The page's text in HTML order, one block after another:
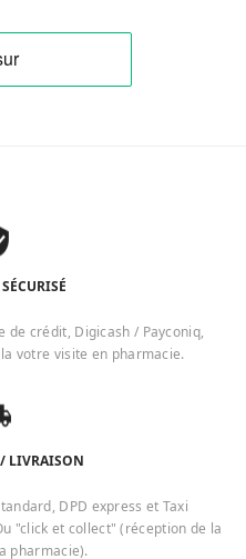
de crédit, Digicash / Payconiq,
votre visite en pharmacie.
LIVRAISON
DPD express et Taxi
"click et collect" (réception de la
pharmacie).